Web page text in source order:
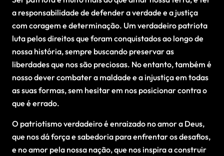
a responsabilidade de defender a verdade e a justiça
com coragem e determinação. Um verdadeiro patriota
luta pelos direitos que foram conquistados ao longo de
nossa história, sempre buscando preservar as
liberdades que nos são preciosas. No entanto, também é
nosso dever combater a maldade e a injustiça em todas
as suas formas, sem hesitar em nos posicionar contra o
que é errado.
O patriotismo verdadeiro é enraizado no amor a Deus,
que nos dá força e sabedoria para enfrentar os desafios,
e no amor pela nossa nação, que nos inspira a construir